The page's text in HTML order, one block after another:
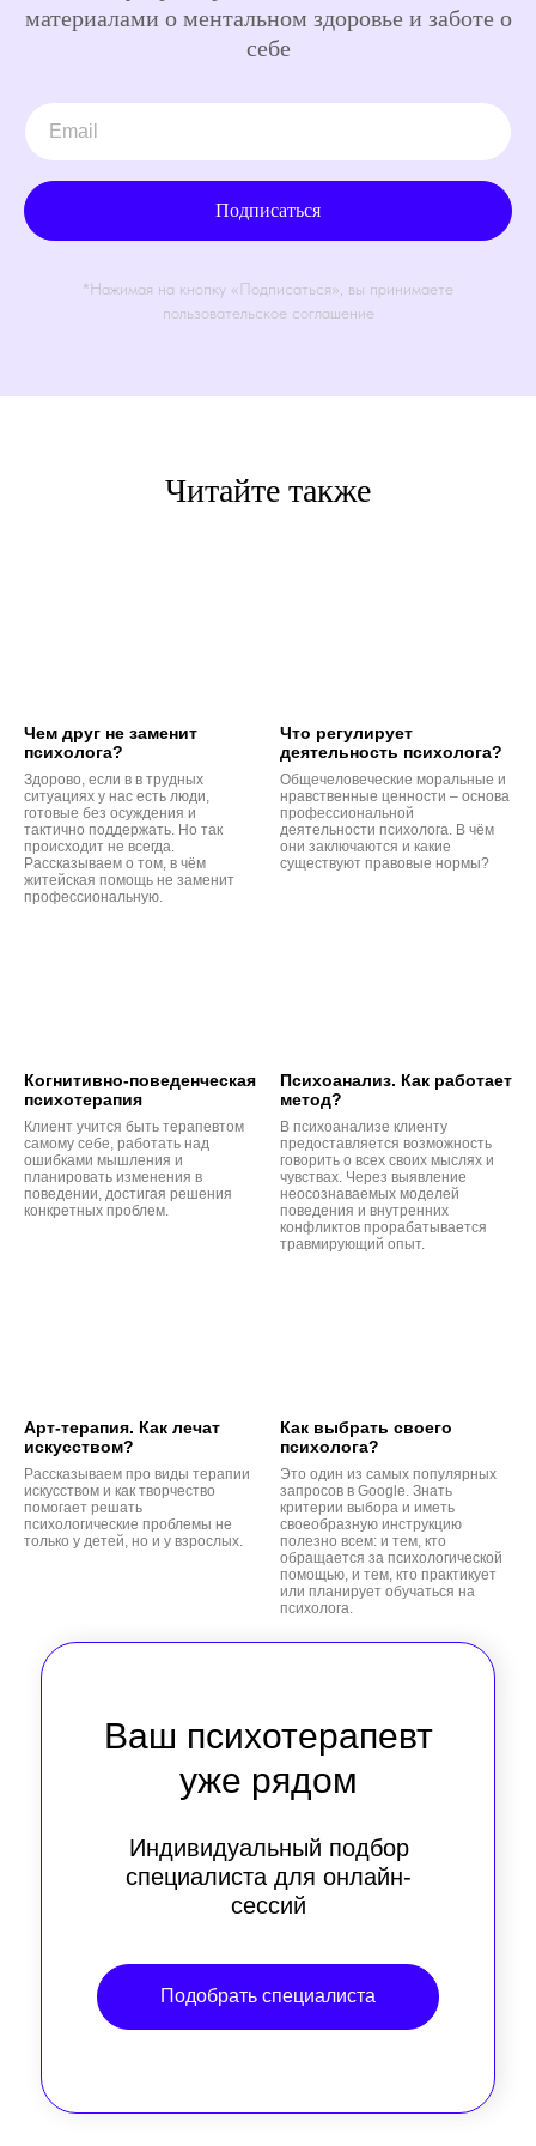
материалами о ментальном здоровье и заботе о
себе
Подписаться
*Нажимая на кнопку «Подписаться», вы принимаете
пользовательское соглашение
Читайте также
Чем друг не заменит
психолога?
Здорово, если в в трудных
ситуациях у нас есть люди,
готовые без осуждения и
тактично поддержать. Но так
происходит не всегда.
Рассказываем о том, в чём
житейская помощь не заменит
профессиональную.
Что регулирует
деятельность психолога?
Общечеловеческие моральные и
нравственные ценности – основа
профессиональной
деятельности психолога. В чём
они заключаются и какие
существуют правовые нормы?
Когнитивно-поведенческая
психотерапия
Клиент учится быть терапевтом
самому себе, работать над
ошибками мышления и
планировать изменения в
поведении, достигая решения
конкретных проблем.
Психоанализ. Как работает
метод?
В психоанализе клиенту
предоставляется возможность
говорить о всех своих мыслях и
чувствах. Через выявление
неосознаваемых моделей
поведения и внутренних
конфликтов прорабатывается
травмирующий опыт.
Арт-терапия. Как лечат
искусством?
Рассказываем про виды терапии
искусством и как творчество
помогает решать
психологические проблемы не
только у детей, но и у взрослых.
Как выбрать своего
психолога?
Это один из самых популярных
запросов в Google. Знать
критерии выбора и иметь
своеобразную инструкцию
полезно всем: и тем, кто
обращается за психологической
помощью, и тем, кто практикует
или планирует обучаться на
психолога.
Ваш психотерапевт
уже рядом
Индивидуальный подбор
специалиста для онлайн-
сессий
Подобрать специалиста